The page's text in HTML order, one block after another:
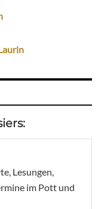
Lesungen,
im Pott und